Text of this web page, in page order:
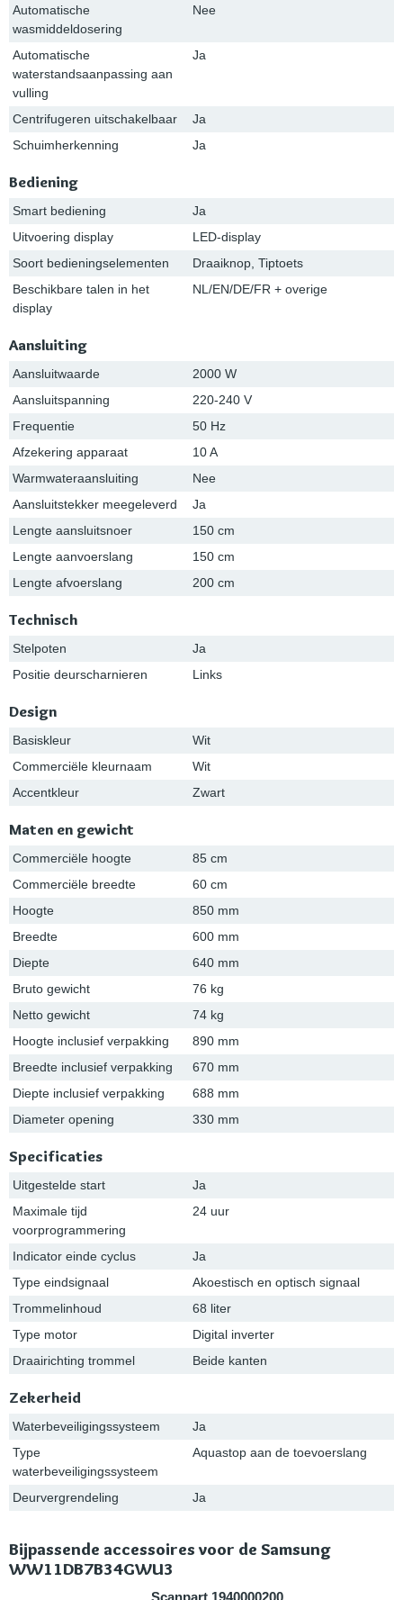
Automatische
wasmiddeldosering
Nee
Automatische
waterstandsaanpassing aan
vulling
Ja
Centrifugeren uitschakelbaar
Ja
Schuimherkenning
Ja
Bediening
Smart bediening
Ja
Uitvoering display
LED-display
Soort bedieningselementen
Draaiknop, Tiptoets
Beschikbare talen in het
display
NL/EN/DE/FR + overige
Aansluiting
Aansluitwaarde
2000 W
Aansluitspanning
220-240 V
Frequentie
50 Hz
Afzekering apparaat
10 A
Warmwateraansluiting
Nee
Aansluitstekker meegeleverd
Ja
Lengte aansluitsnoer
150 cm
Lengte aanvoerslang
150 cm
Lengte afvoerslang
200 cm
Technisch
Stelpoten
Ja
Positie deurscharnieren
Links
Design
Basiskleur
Wit
Commerciële kleurnaam
Wit
Accentkleur
Zwart
Maten en gewicht
Commerciële hoogte
85 cm
Commerciële breedte
60 cm
Hoogte
850 mm
Breedte
600 mm
Diepte
640 mm
Bruto gewicht
76 kg
Netto gewicht
74 kg
Hoogte inclusief verpakking
890 mm
Breedte inclusief verpakking
670 mm
Diepte inclusief verpakking
688 mm
Diameter opening
330 mm
Specificaties
Uitgestelde start
Ja
Maximale tijd
voorprogrammering
24 uur
Indicator einde cyclus
Ja
Type eindsignaal
Akoestisch en optisch signaal
Trommelinhoud
68 liter
Type motor
Digital inverter
Draairichting trommel
Beide kanten
Zekerheid
Waterbeveiligingssysteem
Ja
Type
waterbeveiligingssysteem
Aquastop aan de toevoerslang
Deurvergrendeling Ja
Bijpassende accessoires voor de Samsung
WW11DB7B34GWU3
Scanpart 1940000200